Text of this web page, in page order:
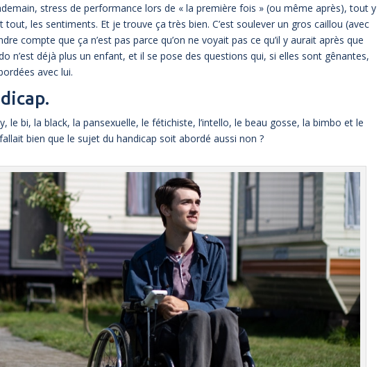
stress de performance lors de « la première fois » (ou même après), tout y
les sentiments. Et je trouve ça très bien. C’est soulever un gros caillou (avec
compte que ça n’est pas parce qu’on ne voyait pas ce qu’il y aurait après que
n’est déjà plus un enfant, et il se pose des questions qui, si elles sont gênantes,
avec lui.
le bi, la black, la pansexuelle, le fétichiste, l’intello, le beau gosse, la bimbo et le
bien que le sujet du handicap soit abordé aussi non ?